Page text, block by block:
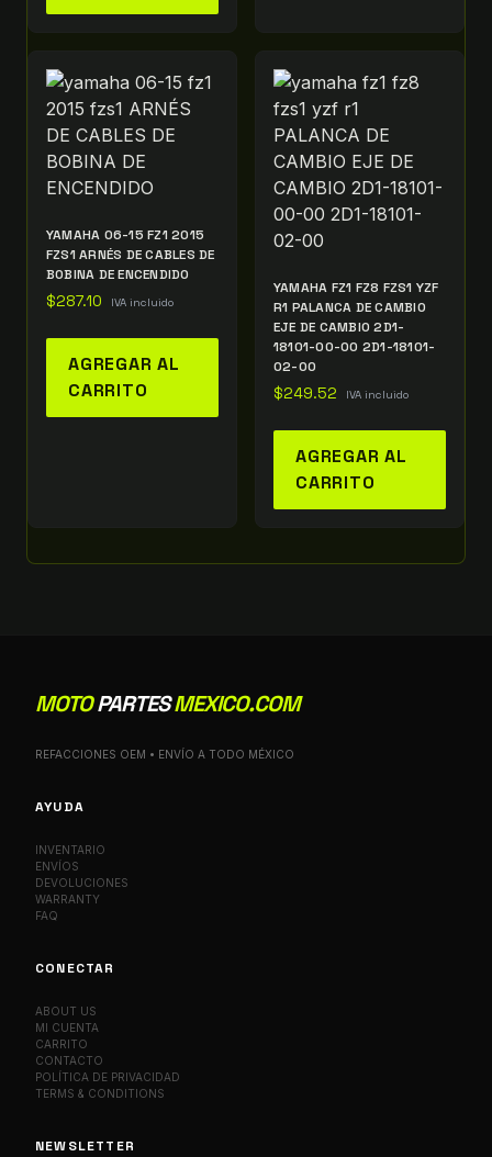
YAMAHA 06-15 FZ1 2015
FZS1 ARNÉS DE CABLES DE
BOBINA DE ENCENDIDO
$287.10 IVA incluido
AGREGAR AL
CARRITO
YAMAHA FZ1 FZ8 FZS1 YZF
R1 PALANCA DE CAMBIO
EJE DE CAMBIO 2D1-
18101-00-00 2D1-18101-
02-00
$249.52 IVA incluido
AGREGAR AL
CARRITO
MOTOPARTESMEXICO.COM
REFACCIONES OEM • ENVÍO A TODO MÉXICO
AYUDA
INVENTARIO
ENVÍOS
DEVOLUCIONES
WARRANTY
FAQ
CONECTAR
ABOUT US
MI CUENTA
CARRITO
CONTACTO
POLÍTICA DE PRIVACIDAD
TERMS & CONDITIONS
NEWSLETTER